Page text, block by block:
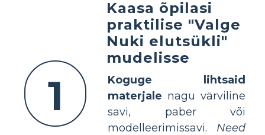
1
Kaasa õpilasi
praktilise "Valge
Nuki elutsükli"
mudelisse
Koguge lihtsaid
materjale nagu värviline
savi, paber või
modelleerimissavi. Need